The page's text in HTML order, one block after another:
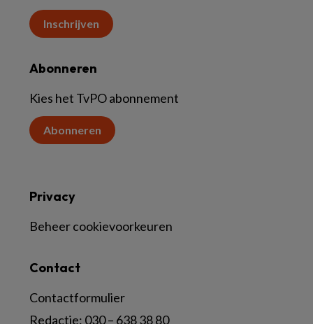
Inschrijven
Abonneren
Kies het TvPO abonnement
Abonneren
Contact
Contactformulier
Redactie: 030 – 638 38 80
Privacy
Beheer cookievoorkeuren